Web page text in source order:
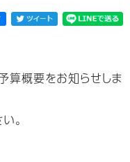
算概要をお知らせしま
。